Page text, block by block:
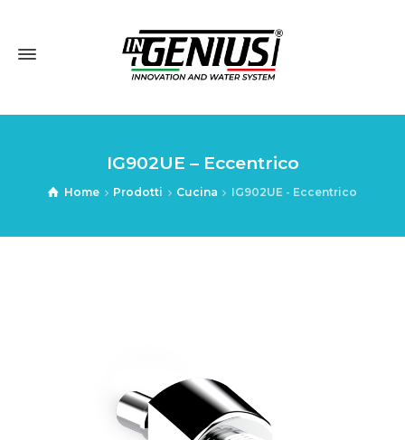
IG902UE – Eccentrico
Home Prodotti Cucina IG902UE - Eccentrico